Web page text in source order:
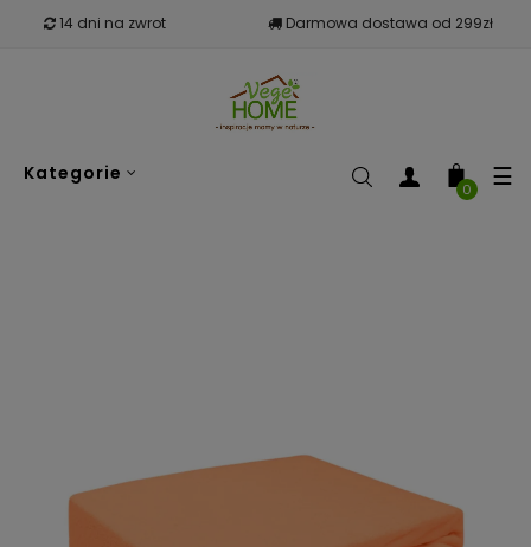
14 dni na zwrot Darmowa dostawa od 299zł
Kategorie ☰
0